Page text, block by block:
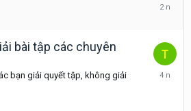
Tháng
2023
bài tập các chuyên
bạn giải quyết tập, không giải
Tháng